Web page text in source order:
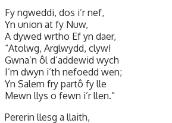
Fy ngweddi, dos i’r nef,
Yn union at fy Nuw,
A dywed wrtho Ef yn daer,
“Atolwg, Arglwydd, clyw!
Gwna’n ôl d’addewid wych
I’m dwyn i’th nefoedd wen;
Yn Salem fry partô fy lle
Mewn llys o fewn i’r llen.”
Pererin llesg a llaith,